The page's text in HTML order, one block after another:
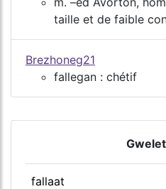
taille et de faible
Brezhoneg21
fallegan : chétif
fallaat